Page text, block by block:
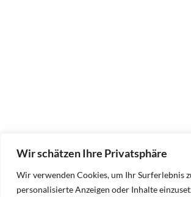
Wir schätzen Ihre Privatsphäre
Wir verwenden Cookies, um Ihr Surferlebnis
personalisierte Anzeigen oder Inhalte